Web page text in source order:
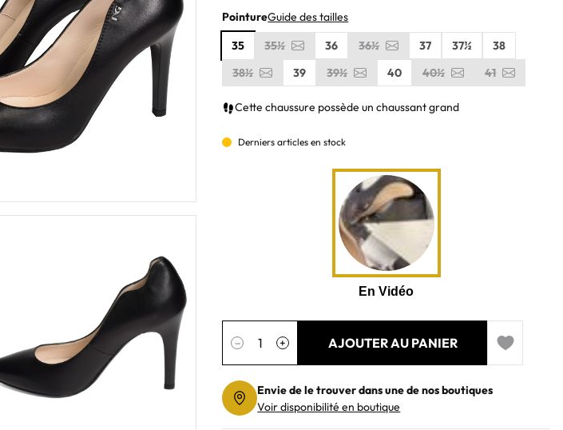
PointureGuide des tailles
35
35½ 36 36½ 37 37½
38
38½
39 39½ 40 40½ 41
Cette chaussure possède un chaussant grand
Derniers articles en stock
− +
AJOUTER AU PANIER
Add to
Envie de le trouver dans une de nos boutiques
Voir disponibilité en boutique